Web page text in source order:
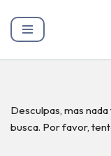
Pular
Desculpas, mas
busca. Por favor,